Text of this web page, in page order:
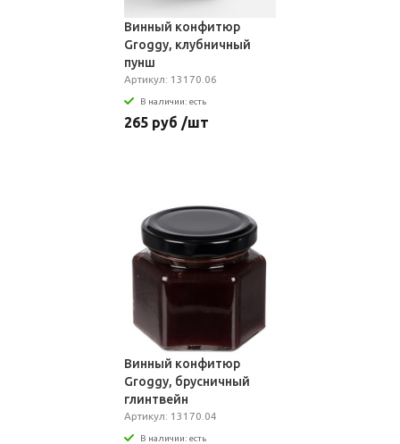
Винный конфитюр
Groggy, клубничный
пунш
Артикул: 13170.06
В наличии: есть
265 руб /шт
Винный конфитюр
Groggy, брусничный
глинтвейн
Артикул: 13170.04
В наличии: есть